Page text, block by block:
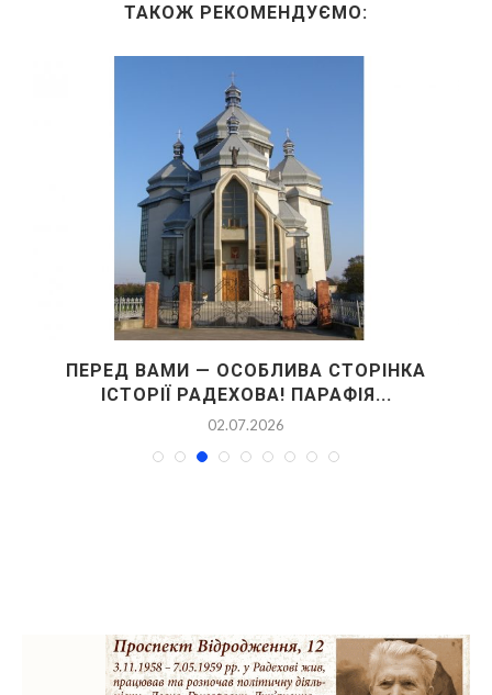
ТАКОЖ РЕКОМЕНДУЄМО:
ПЕРЕД ВАМИ — ОСОБЛИВА СТОРІНКА
ІСТОРІЇ РАДЕХОВА! ПАРАФІЯ...
02.07.2026